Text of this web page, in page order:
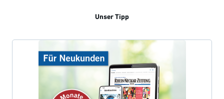
Unser Tipp